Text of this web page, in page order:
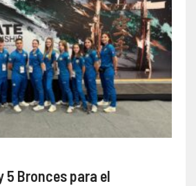
5 Bronces para el